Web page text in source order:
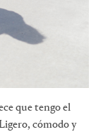
que tengo el
cómodo y